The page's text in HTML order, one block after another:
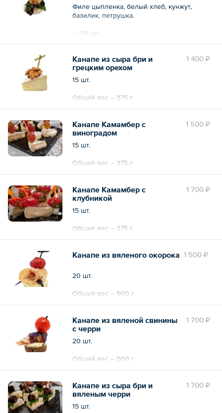
Филе цыпленка, белый хлеб, кунжут,
базилик, петрушка.
— 20 шт.
1 400 ₽
Канапе из сыра бри и
грецким орехом
15 шт.
Общий вес – 375 г
1 500 ₽
Канапе Камамбер с
виноградом
15 шт.
Общий вес – 375 г
1 700 ₽
Канапе Камамбер с
клубникой
15 шт.
Общий вес – 375 г
1 500 ₽
Канапе из вяленого окорока
20 шт.
Общий вес – 500 г
1 700 ₽
Канапе из вяленой свинины
с черри
20 шт.
Общий вес – 500 г
1 700 ₽
Канапе из сыра бри и
вяленым черри
15 шт.